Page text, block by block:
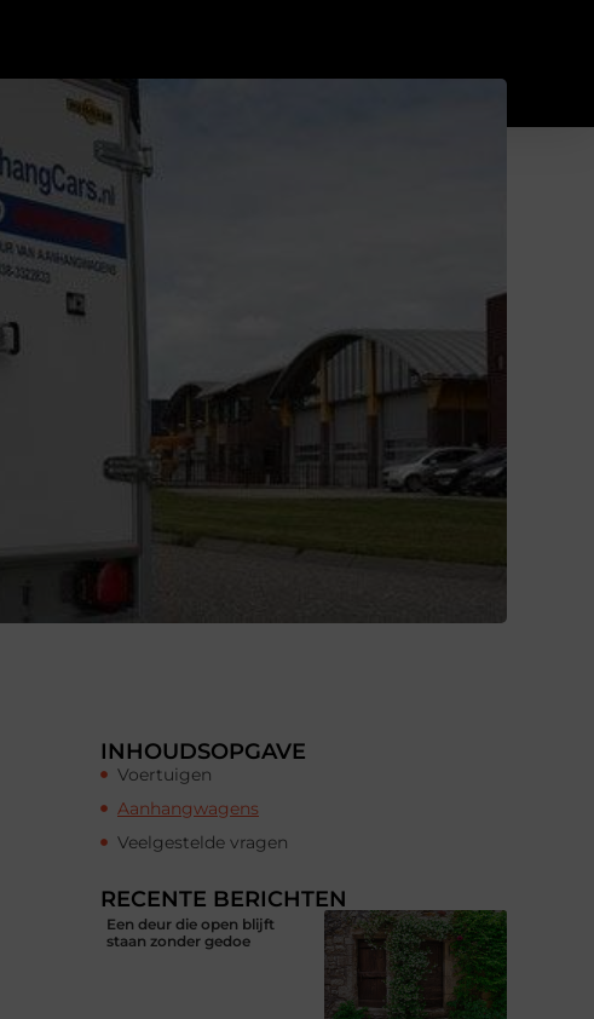
INHOUDSOPGAVE
Voertuigen
Aanhangwagens
Veelgestelde vragen
RECENTE BERICHTEN
Een deur die open blijft
staan zonder gedoe